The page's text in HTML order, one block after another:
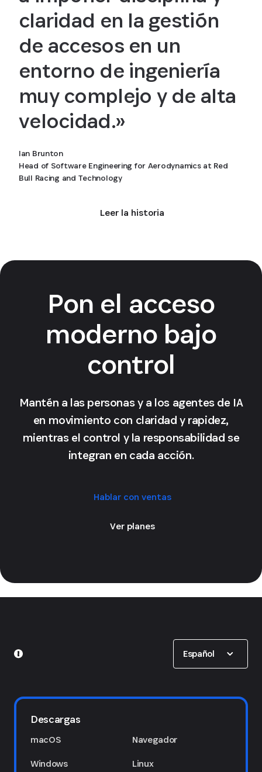
claridad en la gestión
de accesos en un
entorno de ingeniería
muy complejo y de alta
velocidad.»
Ian Brunton
Head of Software Engineering for Aerodynamics at Red
Bull Racing and Technology
Leer la historia
Pon el acceso
moderno bajo
control
Mantén a las personas y a los agentes de IA
en movimiento con claridad y rapidez,
mientras el control y la responsabilidad se
integran en cada acción.
Hablar con ventas
Ver planes
Español
Descargas
macOS
Windows
Navegador
Linux